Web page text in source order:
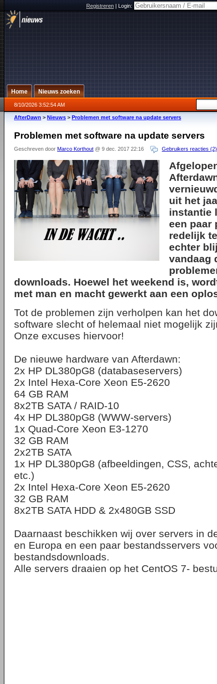
Registreren|Login:
Home Nieuws zoeken
8/10/2026 3:52:54 AM
AfterDawn > Nieuws > Problemen met software na update servers
Problemen met software na update servers
Geschreven door Marco Korthout @ 9 dec. 2017 22:16 Gebruikers reacties (2)
uit het
instantie
een paar
redelijk
echter
vandaag
downloads. Hoewel het weekend is,
met man en macht gewerkt aan een
Tot de problemen zijn verholpen kan het
software slecht of helemaal niet mogelijk
Onze excuses hiervoor!
De nieuwe hardware van Afterdawn:
2x HP DL380pG8 (databaseservers)
2x Intel Hexa-Core Xeon E5-2620
64 GB RAM
8x2TB SATA / RAID-10
4x HP DL380pG8 (WWW-servers)
1x Quad-Core Xeon E3-1270
32 GB RAM
2x2TB SATA
1x HP DL380pG8 (afbeeldingen, CSS,
etc.)
2x Intel Hexa-Core Xeon E5-2620
32 GB RAM
8x2TB SATA HDD & 2x480GB SSD
Daarnaast beschikken wij over servers in
en Europa en een paar bestandsservers
bestandsdownloads.
Alle servers draaien op het CentOS 7-